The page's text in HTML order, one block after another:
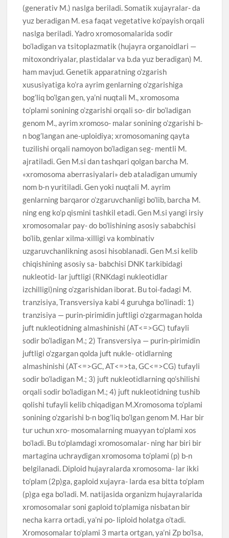
(generativ M.) naslga beriladi. Somatik xujayralar- da
yuz beradigan M. esa faqat vegetative ko’payish orqali
naslga beriladi. Yadro xromosomalarida sodir
bo’ladigan va tsitoplazmatik (hujayra organoidlari —
mitoxondriyalar, plastidalar va b.da yuz beradigan) M.
ham mavjud. Genetik apparatning o’zgarish
xususiyatiga ko’ra ayrim genlarning o’zgarishiga
bog’liq bo’lgan gen, ya’ni nuqtali M., xromosoma
to’plami sonining o’zgarishi orqali so- dir bo’ladigan
genom M., ayrim xromoso- malar sonining o’zgarishi b-
n bog’langan ane-uploidiya; xromosomaning qayta
tuzilishi orqali namoyon bo’ladigan seg- mentli M.
ajratiladi. Gen M.si dan tashqari qolgan barcha M.
«xromosoma aberrasiyalari» deb ataladigan umumiy
nom b-n yuritiladi. Gen yoki nuqtali M. ayrim
genlarning barqaror o’zgaruvchanligi bo’lib, barcha M.
ning eng ko’p qismini tashkil etadi. Gen M.si yangi irsiy
xromosomalar pay- do bo’lishining asosiy sababchisi
bo’lib, genlar xilma-xilligi va kombinativ
uzgaruvchanlikning asosi hisoblanadi. Gen M.si kelib
chiqishining asosiy sa- babchisi DNK tarkibidagi
nukleotid- lar juftligi (RNKdagi nukleotidlar
izchilligi)ning o’zgarishidan iborat. Bu toi-fadagi M.
tranzisiya, Transversiya kabi 4 guruhga bo’linadi: 1)
tranzisiya — purin-pirimidin juftligi o’zgarmagan holda
juft nukleotidning almashinishi (AT<=>GC) tufayli
sodir bo’ladigan M.; 2) Transversiya — purin-pirimidin
juftligi o’zgargan qolda juft nukle- otidlarning
almashinishi (AT<=>GC, AT<=>ta, GC<=>CG) tufayli
sodir bo’ladigan M.; 3) juft nukleotidlarning qo’shilishi
orqali sodir bo’ladigan M.; 4) juft nukleotidning tushib
qolishi tufayli kelib chiqadigan M.Xromosoma to’plami
sonining o’zgarishi b-n bog’liq bo’lgan genom M. Har bir
tur uchun xro- mosomalarning muayyan to’plami xos
bo’ladi. Bu to’plamdagi xromosomalar- ning har biri bir
martagina uchraydigan xromosoma to’plami (p) b-n
belgilanadi. Diploid hujayralarda xromosoma- lar ikki
to’plam (2p)ga, gaploid xujayra- larda esa bitta to’plam
(p)ga ega bo’ladi. M. natijasida organizm hujayralarida
xromosomalar soni gaploid to’plamiga nisbatan bir
necha karra ortadi, ya’ni po- liploid holatga o’tadi.
Xromosomalar to’plami 3 marta ortgan, ya’ni Zp bo’lsa,